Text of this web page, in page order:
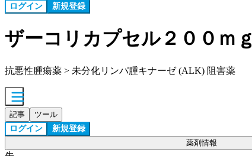
ログイン 新規登録
ザーコリカプセル２００ｍｇ
抗悪性腫瘍薬 > 未分化リンパ腫キナーゼ (ALK) 阻害薬
記事 ツール
ログイン 新規登録
薬剤情報